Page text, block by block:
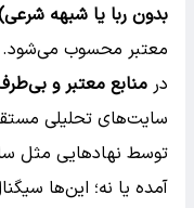
بدون ربا یا شبهه
معتبر محسوب می‌شود.
در منابع معتبر و
سایت‌های تحلیلی
توسط نهادهایی مثل
آمده یا نه؛ این‌ها